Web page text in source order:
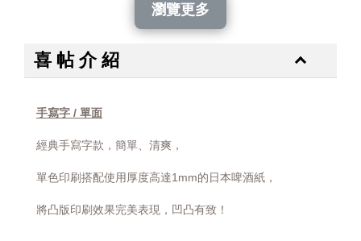
瀏覽更多
喜 帖 介 紹
手寫字 / 單面
經典手寫字款，簡單、清爽，
單色印刷搭配使用 厚度高達1mm的日本啤酒紙，
將凸版印刷效果完美表現，凹凸有致！